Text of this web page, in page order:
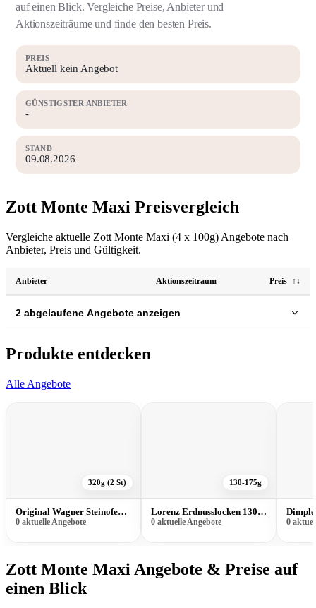
auf einen Blick. Vergleiche Preise, Anbieter und
Aktionszeiträume und finde den besten Preis.
PREIS
Aktuell kein Angebot
GÜNSTIGSTER ANBIETER
-
STAND
09.08.2026
Zott Monte Maxi Preisvergleich
Vergleiche aktuelle Zott Monte Maxi (4 x 100g) Angebote nach
Anbieter, Preis und Gültigkeit.
Anbieter Aktionszeitraum Preis ↑↓
2 abgelaufene Angebote anzeigen
Produkte entdecken
Alle Angebote
320g (2 St)
Original Wagner Steinofen Pizzies 320g (2 St)
0 aktuelle Angebote
130-175g
Lorenz Erdnusslocken 130-175g
0 aktuelle Angebote 0
Zott Monte Maxi Angebote & Preise auf
einen Blick